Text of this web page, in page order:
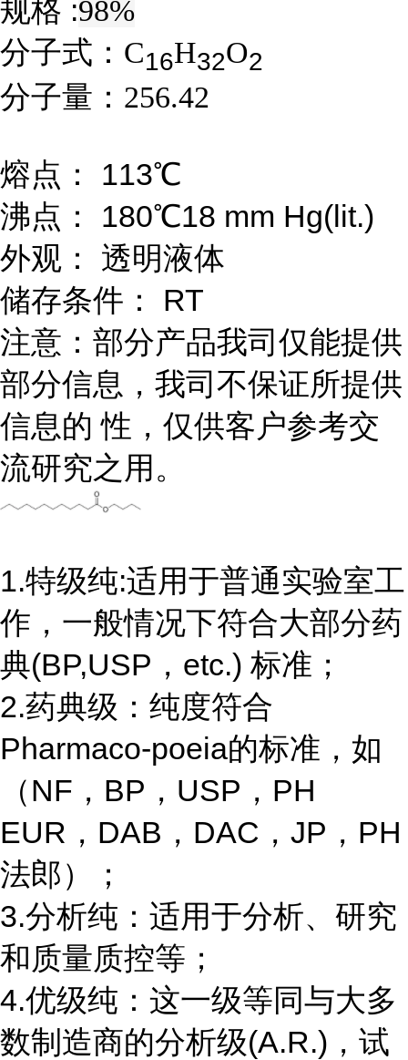
规格 :98%
分子式： C16H32O2
分子量： 256.42
熔点： 113℃
沸点： 180℃18 mm Hg(lit.)
外观： 透明液体
储存条件： RT
注意：部分产品我司仅能提供
部分信息，我司不保证所提供
信息的 性，仅供客户参考交
流研究之用。
1.特级纯:适用于普通实验室工
作，一般情况下符合大部分药
典(BP,USP，etc.) 标准；
2.药典级：纯度符合
Pharmaco-poeia的标准，如
（NF，BP，USP，PH
EUR，DAB，DAC，JP，PH
法郎）；
3.分析纯：适用于分析、研究
和质量质控等；
4.优级纯：这一级等同与大多
数制造商的分析级(A.R.)，试